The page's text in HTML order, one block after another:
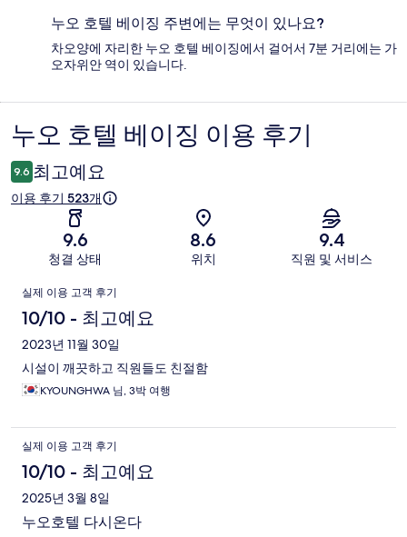
누오 호텔 베이징 주변에는 무엇이 있나요?
차오양에 자리한 누오 호텔 베이징에서 걸어서 7분 거리에는 가
오자위안 역이 있습니다.
이
용
후
누오 호텔 베이징 이용 후기
9.6 최고예요
이용 후기 523개
9.6
청결 상태
8.6
위치
9.4
직원 및 서비스
이
용
후
기
실제 이용 고객 후기
10/10 - 최고예요
2023년 11월 30일
시설이 깨끗하고 직원들도 친절함
KYOUNGHWA 님, 3박 여행
실제 이용 고객 후기
10/10 - 최고예요
2025년 3월 8일
누오호텔 다시온다